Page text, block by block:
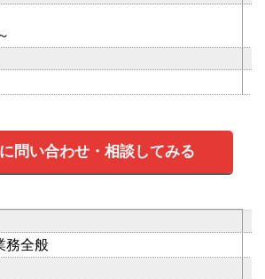
問い合わせ・相談してみる
務全般